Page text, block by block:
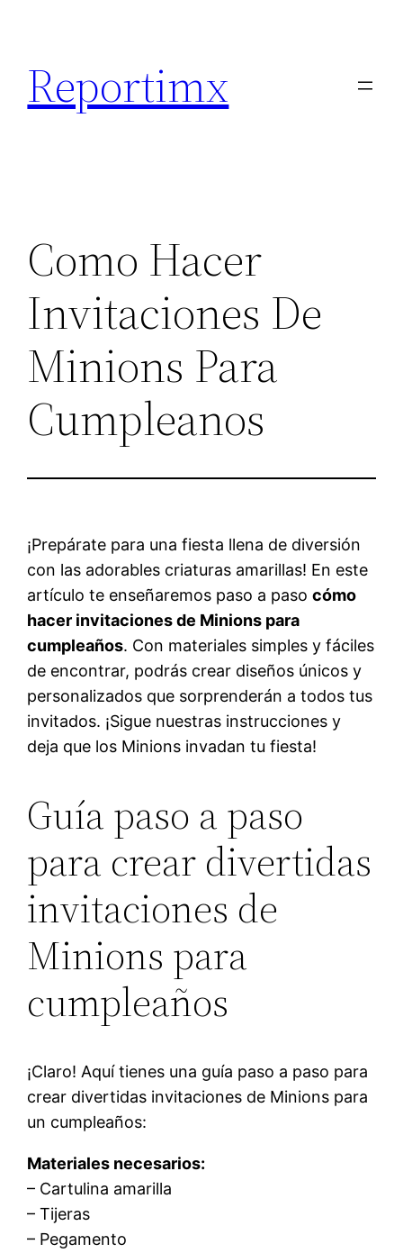
contenido
Reportimx
Como Hacer
Invitaciones De
Minions Para
Cumpleanos
¡Prepárate para una fiesta llena de diversión
con las adorables criaturas amarillas! En este
artículo te enseñaremos paso a pasocómo
hacer invitaciones de Minions para
cumpleaños. Con materiales simples y fáciles
de encontrar, podrás crear diseños únicos y
personalizados que sorprenderán a todos tus
invitados. ¡Sigue nuestras instrucciones y
deja que los Minions invadan tu fiesta!
Guía paso a paso
para crear divertidas
invitaciones de
Minions para
cumpleaños
¡Claro! Aquí tienes una guía paso a paso para
crear divertidas invitaciones de Minions para
un cumpleaños:
Materiales necesarios:
– Cartulina amarilla
– Tijeras
– Pegamento